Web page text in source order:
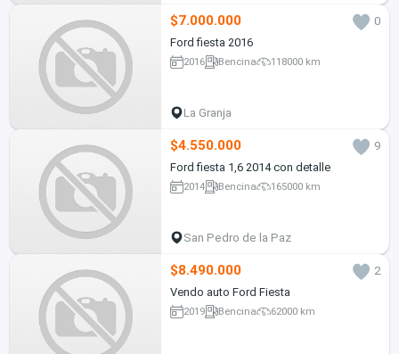
$7.000.000
0
Ford fiesta 2016
2016 Bencina 118000 km
La Granja
$4.550.000
9
Ford fiesta 1,6 2014 con detalle
2014 Bencina 165000 km
San Pedro de la Paz
$8.490.000
2
Vendo auto Ford Fiesta
2019 Bencina 62000 km